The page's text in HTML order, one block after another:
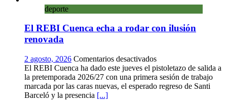
vendimia
la
historia
ya
es
deporte
El REBI Cuenca echa a rodar con ilusión
renovada
2 agosto, 2026 Comentarios desactivadosen
El
REBI
Cuenca
El REBI Cuenca ha dado este jueves el pistoletazo de salida a
la pretemporada 2026/27 con una primera sesión de trabajo
marcada por las caras nuevas, el esperado regreso de Santi
Barceló y la presencia [...]